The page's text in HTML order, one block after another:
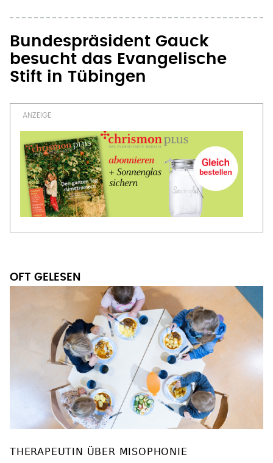
Bundespräsident Gauck
besucht das Evangelische
Stift in Tübingen
OFT GELESEN
THERAPEUTIN ÜBER MISOPHONIE